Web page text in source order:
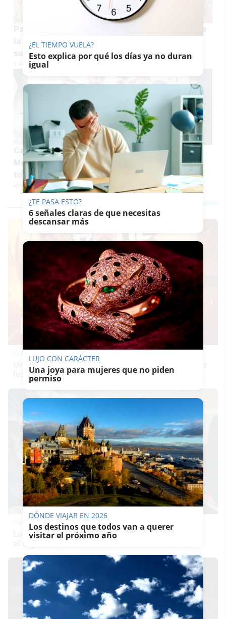
la feria de La Barca de la Florida no tenga la
suelta de vaquillas
J. P. LOZANO
Cambio de capataz en La Redención de Jerez:
Monge deja el martillo y Jesús Sánchez Lineros
toma el relevo
KIKO ABUÍN
Corepunk MMORPG
Un verdadero MMORPG de la vieja escuela ¡Cómo
los de antes, pero mejor!
Pasaportes que abren puertas
Los pasaportes más poderosos del mundo, ¿está
¿EL TIEMPO VUELA?
Esto explica por qué los días ya no duran
igual
¿TE PASA ESTO?
6 señales claras de que necesitas
descansar más
LUJO CON CARÁCTER
Una joya para mujeres que no piden
permiso
DÓNDE VIAJAR EN 2026
Los destinos que todos van a querer
visitar el próximo año